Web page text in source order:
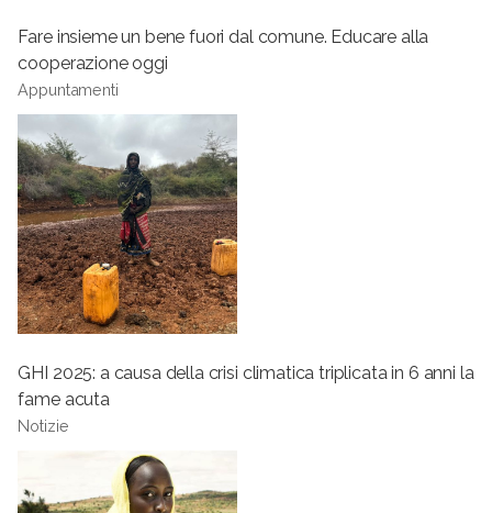
Fare insieme un bene fuori dal comune. Educare alla
cooperazione oggi
Appuntamenti
GHI 2025: a causa della crisi climatica triplicata in 6 anni la
fame acuta
Notizie